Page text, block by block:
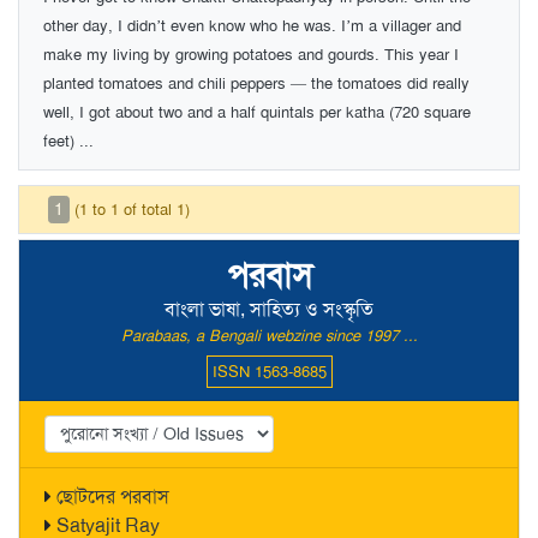
পরবাস
বাংলা ভাষা, সাহিত্য ও সংস্কৃতি
Parabaas, a Bengali webzine since 1997 ...
ISSN 1563-8685
ছোটদের পরবাস
Satyajit Ray
other day, I didn’t even know who he was. I’m a villager and
make my living by growing potatoes and gourds. This year I
planted tomatoes and chili peppers — the tomatoes did really
well, I got about two and a half quintals per katha (720 square
feet) ...
1 (1 to 1 of total 1)